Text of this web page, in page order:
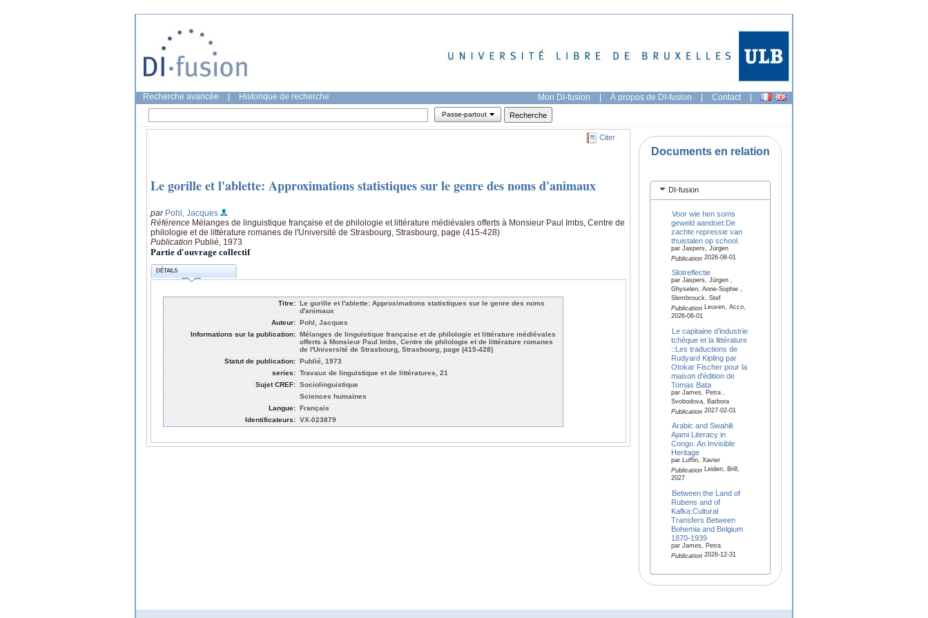
Recherche avancée Historique de recherche Mon DI-fusion | À propos de DI-fusion | Contact |
Passe-partout
Citer
Le gorille et l'ablette: Approximations statistiques sur le genre des noms d'animaux
par Pohl, Jacques
Référence Mélanges de linguistique française et de philologie et littérature médiévales offerts à Monsieur Paul Imbs, Centre de
philologie et de littérature romanes de l'Université de Strasbourg, Strasbourg, page (415-428)
Publication Publié, 1973
Partie d'ouvrage collectif
DÉTAILS
Titre: Le gorille et l'ablette: Approximations statistiques sur le genre des noms
d'animaux
Auteur: Pohl, Jacques
Informations sur la publication: Mélanges de linguistique française et de philologie et littérature médiévales
offerts à Monsieur Paul Imbs, Centre de philologie et de littérature romanes
de l'Université de Strasbourg, Strasbourg, page (415-428)
Statut de publication: Publié, 1973
series: Travaux de linguistique et de littératures, 21
Sujet CREF: Sociolinguistique
Sciences humaines
Langue: Français
Identificateurs: VX-023879
Documents en relation
DI-fusion
Voor wie hen soms
geweld aandoet:De
zachte repressie van
thuistalen op school.
par Jaspers, Jürgen
Publication2026-08-01
Slotreflectie
par Jaspers, Jürgen ,
Ghyselen, Anne-Sophie ,
Slembrouck, Stef
PublicationLeuven, Acco,
2026-06-01
Le capitaine d’industrie
tchèque et la littérature
::Les traductions de
Rudyard Kipling par
Otokar Fischer pour la
maison d'édition de
Tomas Bata
par James, Petra ,
Svobodova, Barbora
Publication2027-02-01
Arabic and Swahili
Ajami Literacy in
Congo. An Invisible
Heritage
par Luffin, Xavier
PublicationLeiden, Brill,
2027
Between the Land of
Rubens and of
Kafka:Cultural
Transfers Between
Bohemia and Belgium
1870-1939
par James, Petra
Publication2026-12-31